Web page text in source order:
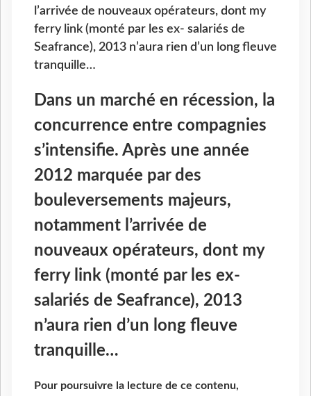
l’arrivée de nouveaux opérateurs, dont my
ferry link (monté par les ex- salariés de
Seafrance), 2013 n’aura rien d’un long fleuve
tranquille…
Dans un marché en récession, la
concurrence entre compagnies
s’intensifie. Après une année
2012 marquée par des
bouleversements majeurs,
notamment l’arrivée de
nouveaux opérateurs, dont my
ferry link (monté par les ex-
salariés de Seafrance), 2013
n’aura rien d’un long fleuve
tranquille…
Pour poursuivre la lecture de ce contenu,